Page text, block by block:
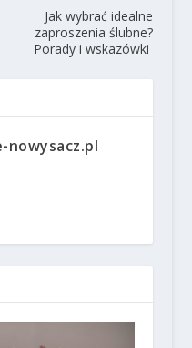
Jak wybrać idealne
zaproszenia ślubne?
Porady i wskazówki
nowysacz.pl